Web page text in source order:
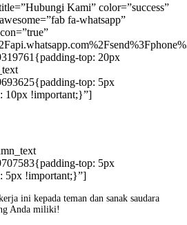
Kami” color=”success”
fa-whatsapp”
top: 20px
top: 5px
10px !important;}”]
top: 5px
5px !important;}”]
ini kepada teman dan sanak saudara
Anda miliki!